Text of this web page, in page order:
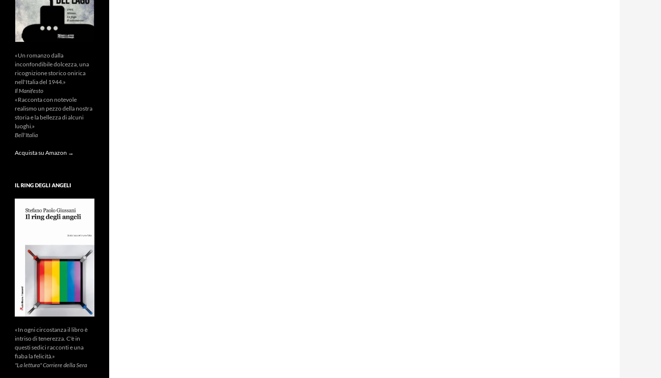
«Un romanzo dalla
inconfondibile dolcezza, una
ricognizione storico onirica
nell'Italia del 1944.»
Il Manifesto
«Racconta con notevole
realismo un pezzo della nostra
storia e la bellezza di alcuni
luoghi.»
Bell'Italia
Acquista su Amazon →
IL RING DEGLI ANGELI
«In ogni circostanza il libro è
intriso di tenerezza. C'è in
questi sedici racconti e una
fiaba la felicità.»
"La lettura" Corriere della Sera